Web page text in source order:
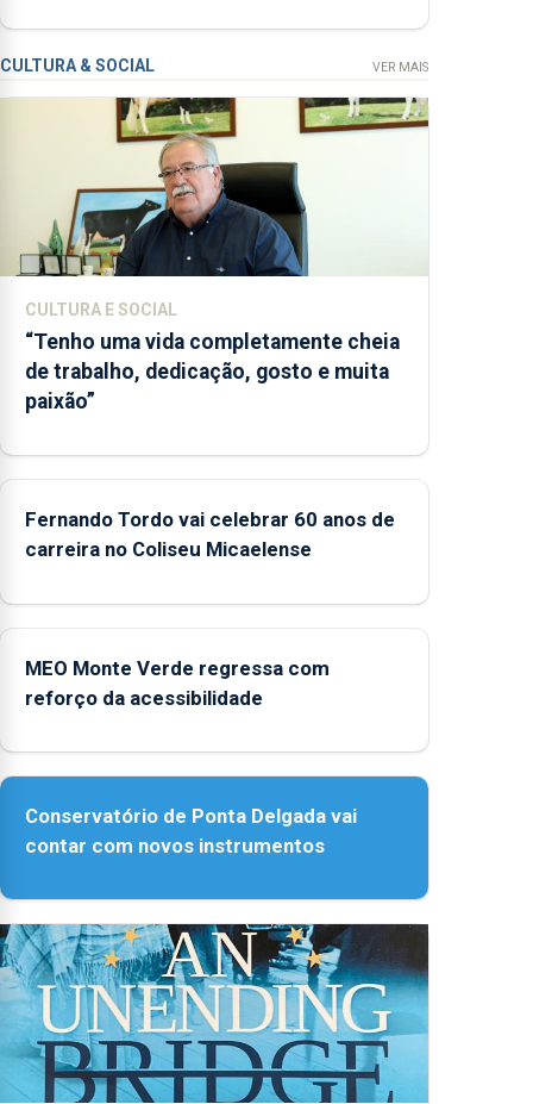
CPUE entre 2022
e 2025
CULTURA & SOCIAL VER MAIS
CULTURA E SOCIAL
“Tenho uma vida completamente cheia
de trabalho, dedicação, gosto e muita
paixão”
Fernando Tordo vai celebrar 60 anos de
carreira no Coliseu Micaelense
MEO Monte Verde regressa com
reforço da acessibilidade
Conservatório de Ponta Delgada vai
contar com novos instrumentos